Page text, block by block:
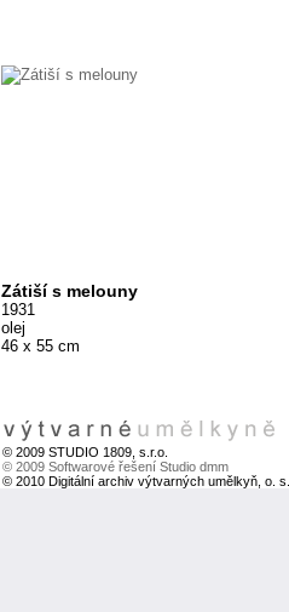
Zátiší s melouny
1931
olej
46 x 55 cm
© 2009 STUDIO 1809, s.r.o.
© 2009 Softwarové řešení Studio dmm
© 2010 Digitální archiv výtvarných umělkyň, o. s.